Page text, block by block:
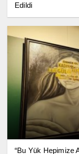
Edildi
“Bu Yük Hepimize